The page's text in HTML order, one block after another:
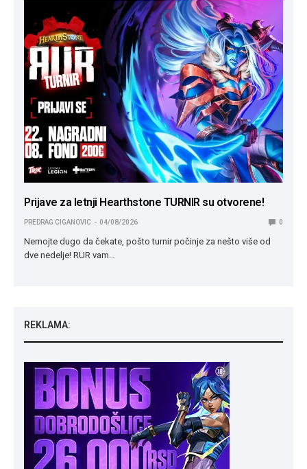
Prijave za letnji Hearthstone TURNIR su otvorene!
PREDRAG CIGANOVIC 04/08/2026 0
Nemojte dugo da čekate, pošto turnir počinje za nešto više od
dve nedelje! RUR vam…
REKLAMA: